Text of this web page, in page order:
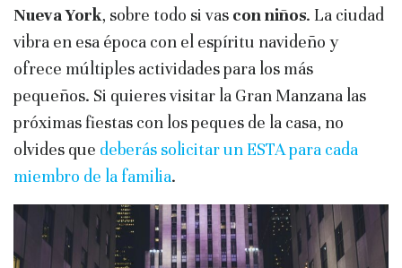
Nueva York, sobre todo si vas con niños. La ciudad
vibra en esa época con el espíritu navideño y
ofrece múltiples actividades para los más
pequeños. Si quieres visitar la Gran Manzana las
próximas fiestas con los peques de la casa, no
olvides que deberás solicitar un ESTA para cada
miembro de la familia.